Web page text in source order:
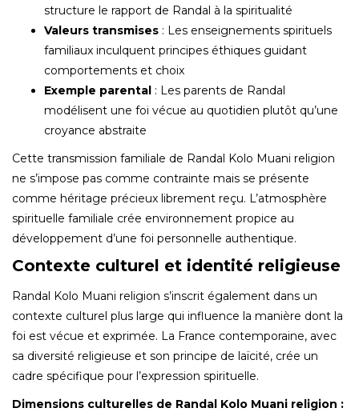
structure le rapport de Randal à la spiritualité
Valeurs transmises : Les enseignements spirituels
familiaux inculquent principes éthiques guidant
comportements et choix
Exemple parental : Les parents de Randal
modélisent une foi vécue au quotidien plutôt qu’une
croyance abstraite
Cette transmission familiale de Randal Kolo Muani religion
ne s’impose pas comme contrainte mais se présente
comme héritage précieux librement reçu. L’atmosphère
spirituelle familiale crée environnement propice au
développement d’une foi personnelle authentique.
Contexte culturel et identité religieuse
Randal Kolo Muani religion s’inscrit également dans un
contexte culturel plus large qui influence la manière dont la
foi est vécue et exprimée. La France contemporaine, avec
sa diversité religieuse et son principe de laïcité, crée un
cadre spécifique pour l’expression spirituelle.
Dimensions culturelles de Randal Kolo Muani religion :